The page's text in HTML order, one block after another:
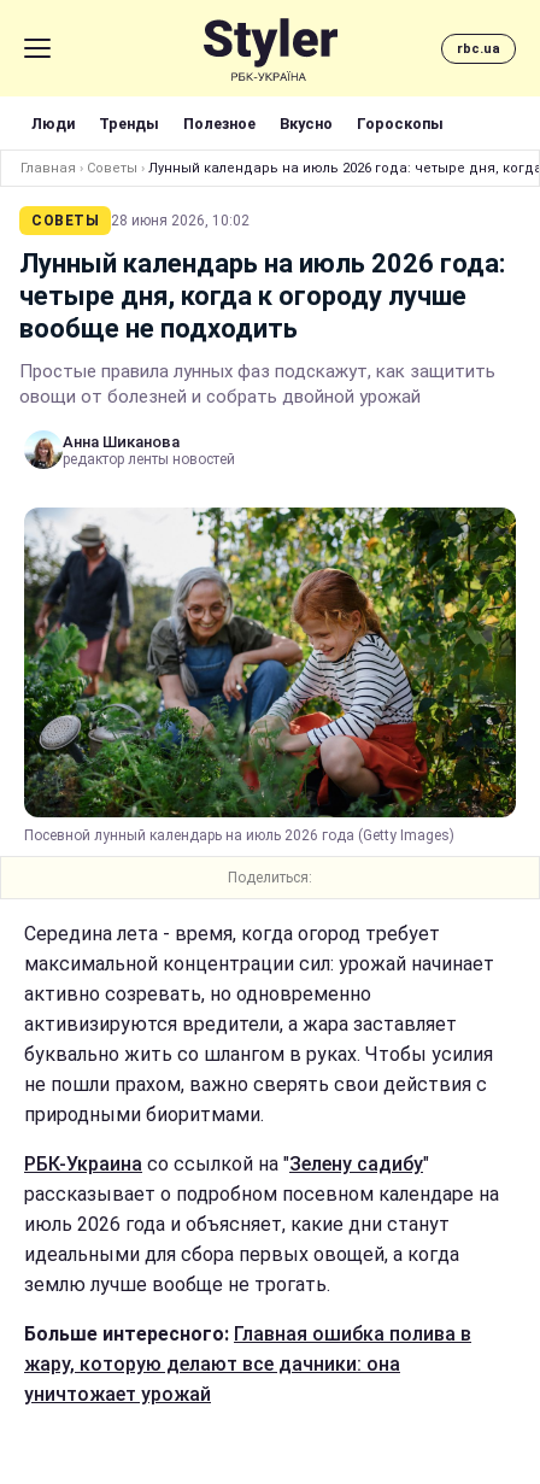
rbc.ua
Люди Тренды Полезное Вкусно Гороскопы
Главная › Советы › Лунный календарь на июль 2026 года: четыре дня,
СОВЕТЫ 28 июня 2026, 10:02
Лунный календарь на июль 2026 года:
четыре дня, когда к огороду лучше
вообще не подходить
Простые правила лунных фаз подскажут, как защитить
овощи от болезней и собрать двойной урожай
Анна Шиканова
редактор ленты новостей
Посевной лунный календарь на июль 2026 года (Getty Images)
Поделиться:
Середина лета - время, когда огород требует
максимальной концентрации сил: урожай начинает
активно созревать, но одновременно
активизируются вредители, а жара заставляет
буквально жить со шлангом в руках. Чтобы усилия
не пошли прахом, важно сверять свои действия с
природными биоритмами.
РБК-Украина со ссылкой на "Зелену садибу"
рассказывает о подробном посевном календаре на
июль 2026 года и объясняет, какие дни станут
идеальными для сбора первых овощей, а когда
землю лучше вообще не трогать.
Больше интересного: Главная ошибка полива в
жару, которую делают все дачники: она
уничтожает урожай